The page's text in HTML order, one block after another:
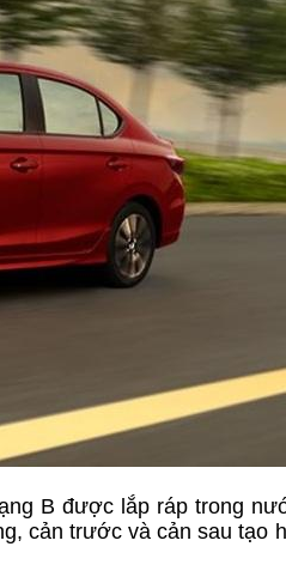
B được lắp ráp trong
cản trước và cản sau tạo